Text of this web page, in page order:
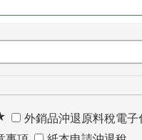
外銷品沖退原料稅電子